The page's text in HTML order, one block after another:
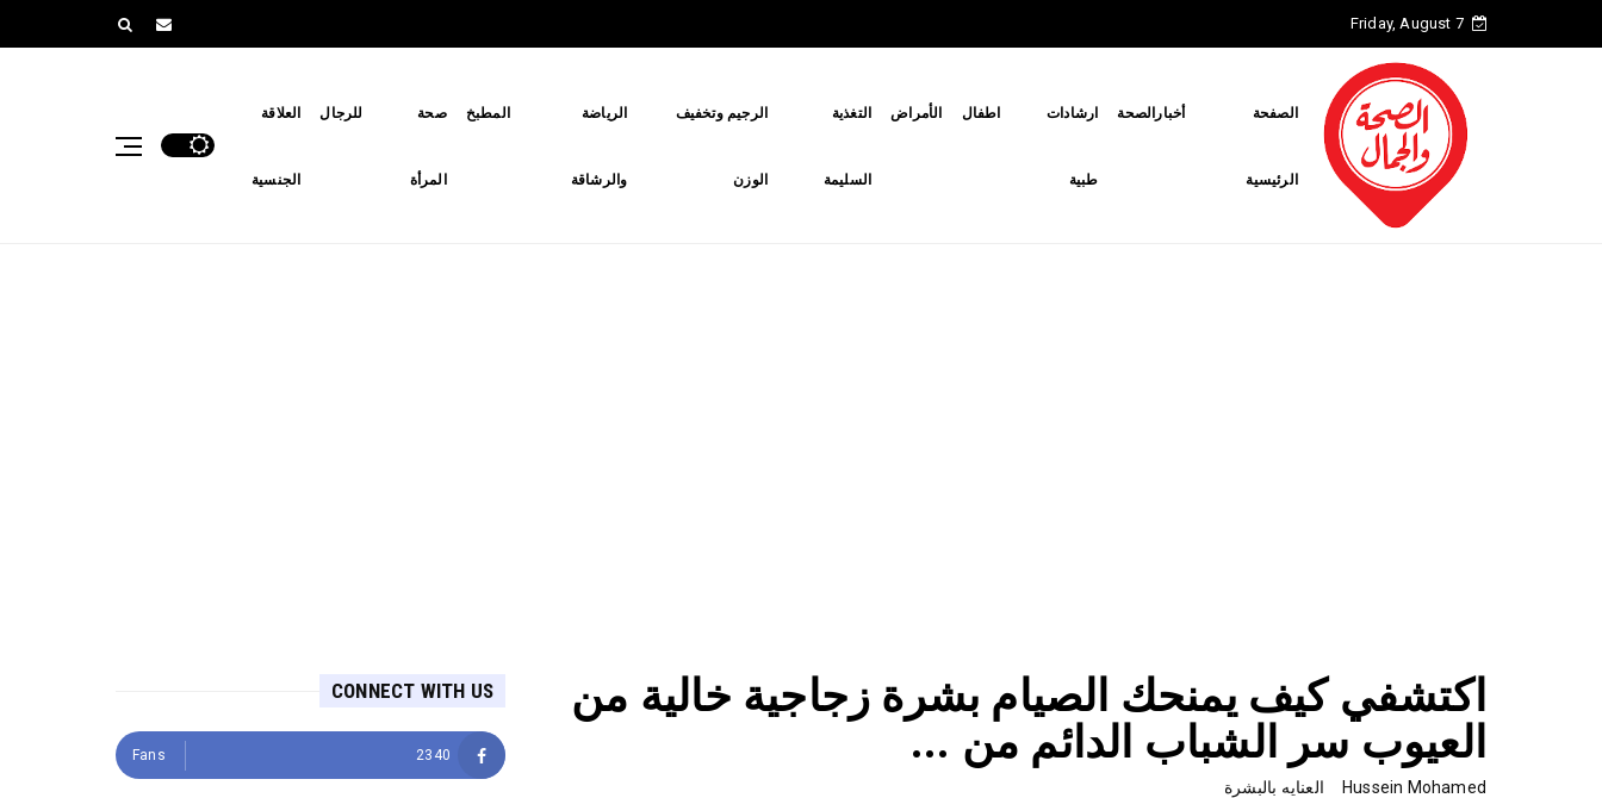
Friday, August 7
الصفحة
الرئيسية
أخبارالصحة ارشادات
طبية
اطفال الأمراض التغذية
السليمة
الرجيم وتخفيف
الوزن
الرياضة
والرشاقة
المطبخ صحة
المرأة
للرجال العلاقة
الجنسية
اكتشفي كيف يمنحك الصيام بشرة زجاجية خالية من
العيوب سر الشباب الدائم من ...
Hussein Mohamed العنايه بالبشرة
CONNECT WITH US
2340
Fans